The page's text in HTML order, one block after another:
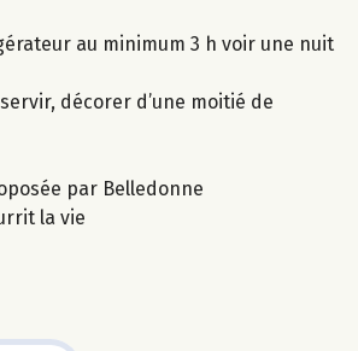
au minimum 3 h voir une nuit
décorer d’une moitié de
par Belledonne
la vie